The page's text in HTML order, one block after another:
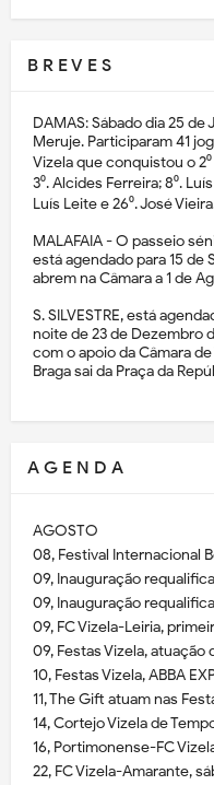
B R E V E S
DAMAS: Sábado dia 25
Meruje. Participaram 41
Vizela que conquistou o
3⁰. Alcides Ferreira; 8⁰.
Luís Leite e 26⁰. José
MALAFAIA - O passeio
está agendado para 15 de
abrem na Câmara a 1 de
S. SILVESTRE, está
noite de 23 de Dezembro
com o apoio da Câmara
Braga sai da Praça da
A G E N D A
AGOSTO
08, Festival Internacional
09, Inauguração
09, Inauguração
09, FC Vizela-Leiria,
09, Festas Vizela, atuação
10, Festas Vizela, ABBA
11, The Gift atuam nas
14, Cortejo Vizela de
16, Portimonense-FC
22, FC Vizela-Amarante,